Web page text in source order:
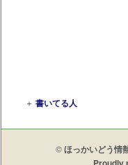
＋ 書いてる人
©ほっかいどう情